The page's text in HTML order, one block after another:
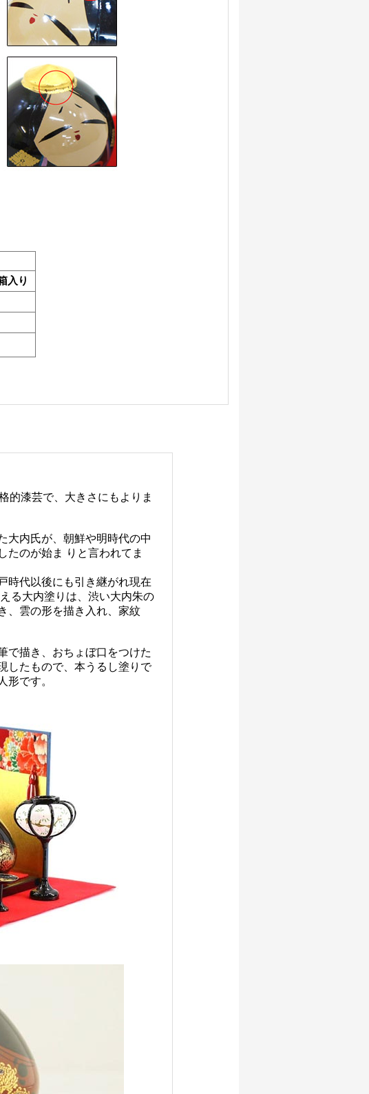
入り
的漆芸で、大きさにもよりま
大内氏が、朝鮮や明時代の中
たのが始ま りと言われてま
時代以後にも引き継がれ現在
る大内塗りは、渋い大内朱の
、雲の形を描き入れ、家紋
で描き、おちょぼ口をつけた
したもので、本うるし塗りで
形です。